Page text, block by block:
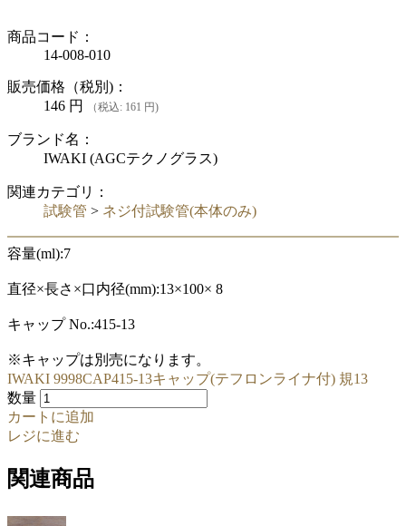
商品コード：
14-008-010
販売価格（税別)：
146 円 （税込: 161 円)
ブランド名：
IWAKI (AGCテクノグラス)
関連カテゴリ：
試験管 > ネジ付試験管(本体のみ)
容量(ml):7
直径×長さ×口内径(mm):13×100× 8
キャップ No.:415-13
※キャップは別売になります。
IWAKI 9998CAP415-13キャップ(テフロンライナ付) 規13
数量
カートに追加
レジに進む
関連商品